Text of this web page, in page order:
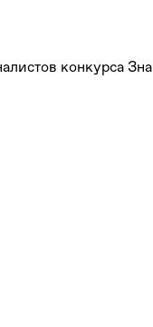
конкурса